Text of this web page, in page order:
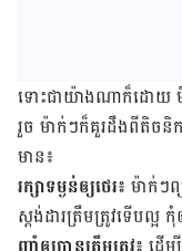
ទោះ​ជា​យ៉ាង​ណា​ក៏​ដោយ
រួច ម៉ាក់ៗ​ក៏​គួរ​ដឹង​ពី​តិចនិក​
មាន៖
រក្សា​ទម្ងន់​ឲ្យ​ថេរ៖ ម៉ាក់ៗ​
ស្តង់ដារ​ត្រឹម​ត្រូវ​ទើប​ល្